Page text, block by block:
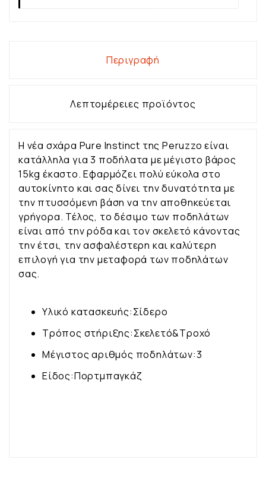
Περιγραφή
Λεπτομέρειες προϊόντος
Η νέα σχάρα Pure Instinct της Peruzzo είναι
κατάλληλα για 3 ποδήλατα με μέγιστο βάρος
15kg έκαστο. Εφαρμόζει πολύ εύκολα στο
αυτοκίνητο και σας δίνει την δυνατότητα με
την πτυσσόμενη βάση να την αποθηκεύεται
γρήγορα. Τέλος, το δέσιμο των ποδηλάτων
είναι από την ρόδα και τον σκελετό κάνοντας
την έτσι, την ασφαλέστερη και καλύτερη
επιλογή για την μεταφορά των ποδηλάτων
σας.
Υλικό κατασκευής:Σίδερο
Τρόπος στήριξης:Σκελετό&Τροχό
Μέγιστος αριθμός ποδηλάτων:3
Είδος:Πορτμπαγκάζ